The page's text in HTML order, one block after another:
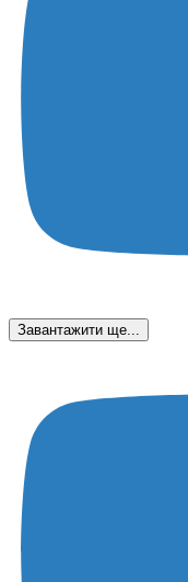
Завантажити ще...